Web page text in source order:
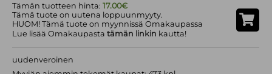
Tämän tuotteen hinta:17.00€
Tämä tuote on uutena loppuunmyyty.
HUOM! Tämä tuote on myynnissä Omakaupassa
Lue lisää Omakaupastatämän linkin kautta!
uudenveroinen